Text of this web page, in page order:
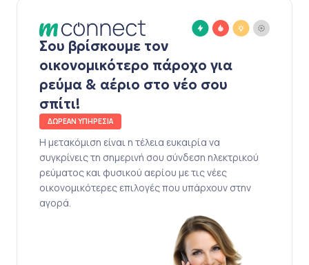
Σου βρίσκουμε τον
οικονομικότερο πάροχο για
ρεύμα & αέριο στο νέο σου
σπίτι!
ΔΩΡΕΑΝ ΥΠΗΡΕΣΙΑ
Η μετακόμιση είναι η τέλεια ευκαιρία να
συγκρίνεις τη σημερινή σου σύνδεση ηλεκτρικού
ρεύματος και φυσικού αερίου με τις νέες
οικονομικότερες επιλογές που υπάρχουν στην
αγορά.